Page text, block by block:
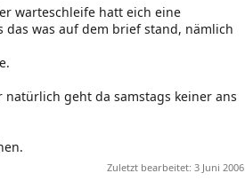
warteschleife hatt eich eine
was auf dem brief stand, nämlich
geht da samstags keiner ans
Zuletzt bearbeitet: 3 Juni 2006